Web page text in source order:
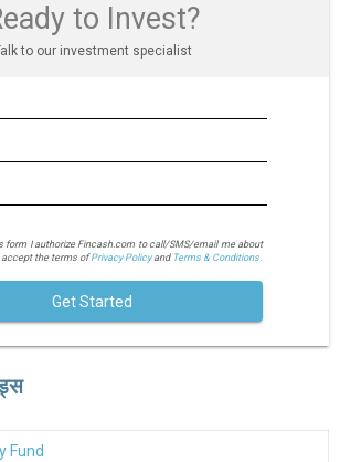
to Invest?
to our investment specialist
form I authorize Fincash.com to call/SMS/email me about
accept the terms ofPrivacy Policyand Terms & Conditions.
Get Started
Fund